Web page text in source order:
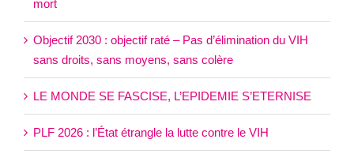
mort
Objectif 2030 : objectif raté – Pas d’élimination du VIH
sans droits, sans moyens, sans colère
LE MONDE SE FASCISE, L’EPIDEMIE S’ETERNISE
PLF 2026 : l’État étrangle la lutte contre le VIH